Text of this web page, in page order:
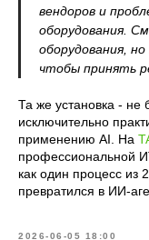
вендоров и
оборудования.
оборудования,
чтобы принять
Та же установка - не
исключительно
применению AI. На
профессиональной
как один процесс из
превратился в ИИ-
2026-06-05 18:00